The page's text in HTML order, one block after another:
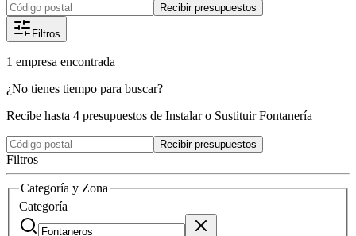
Recibir presupuestos
Filtros
1 empresa encontrada
¿No tienes tiempo para buscar?
Recibe hasta 4 presupuestos de Instalar o Sustituir Fontanería
Recibir presupuestos
Filtros
Categoría y Zona
Categoría